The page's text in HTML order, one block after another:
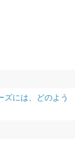
ズには、どのよう